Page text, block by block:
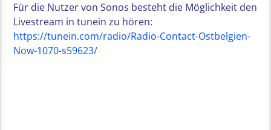
Für die Nutzer von Sonos besteht die Möglichkeit den
Livestream in tunein zu hören:
https://tunein.com/radio/Radio-Contact-Ostbelgien-
Now-1070-s59623/